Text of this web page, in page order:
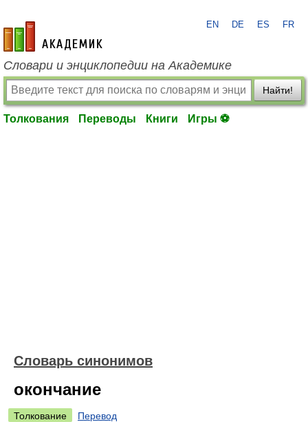
academic.ru
EN DE ES FR
Словари и энциклопедии на Академике
Найти!
Толкования Переводы Книги Игры ⚽
Словарь синонимов
окончание
Толкование
Перевод